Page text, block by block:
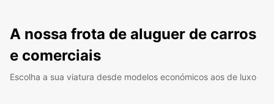
A nossa frota de aluguer de carros
e comerciais
Escolha a sua viatura desde modelos económicos aos de luxo